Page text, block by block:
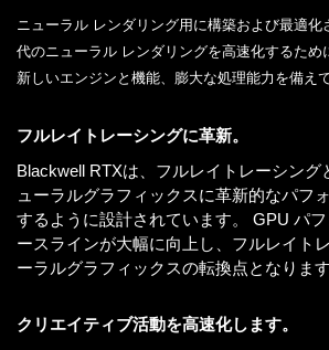
ニューラル レンダリング用に構築および最適化
代のニューラル レンダリングを高速化するため
新しいエンジンと機能、膨大な処理能力を備え
フルレイトレーシングに革新。
Blackwell RTXは、フルレイトレーシング
ューラルグラフィックスに革新的なパフ
するように設計されています。 GPU パ
ースラインが大幅に向上し、フルレイト
ーラルグラフィックスの転換点となります
クリエイティブ活動を高速化します。